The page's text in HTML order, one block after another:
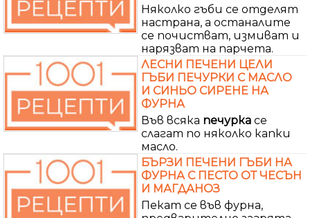
Няколко гъби се отделят
настрана, а останалите
се почистват, измиват и
нарязват на парчета.
ЛЕСНИ ПЕЧЕНИ ЦЕЛИ
ГЪБИ ПЕЧУРКИ С МАСЛО
И СИНЬО СИРЕНЕ НА
ФУРНА
Във всяка печурка се
слагат по няколко капки
масло.
БЪРЗИ ПЕЧЕНИ ГЪБИ НА
ФУРНА С ПЕСТО ОТ ЧЕСЪН
И МАГДАНОЗ
Пекат се във фурна,